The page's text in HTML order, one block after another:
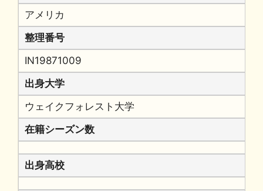
アメリカ
整理番号
IN19871009
出身大学
ウェイクフォレスト大学
在籍シーズン数
出身高校